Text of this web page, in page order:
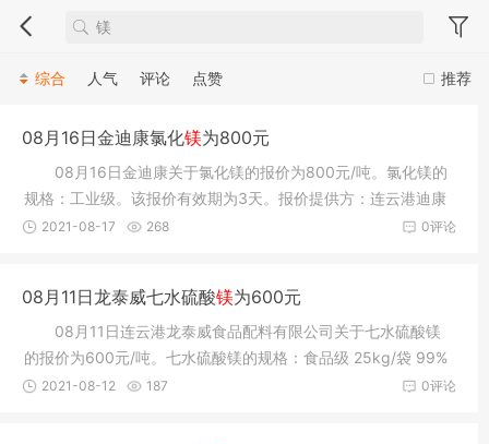
推荐
综合 人气 评论 点赞
08月16日金迪康氯化镁为800元
08月16日金迪康关于氯化镁的报价为800元/吨。氯化镁的
规格：工业级。该报价有效期为3天。报价提供方：连云港迪康
食品添加剂
0评论
2021-08-17 268
08月11日龙泰威七水硫酸镁为600元
08月11日连云港龙泰威食品配料有限公司关于七水硫酸镁
的报价为600元/吨。七水硫酸镁的规格：食品级 25kg/袋 99%
含量。该报价
0评论
2021-08-12 187